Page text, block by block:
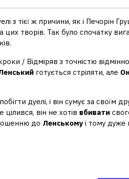
з тієї ж причини, як і Печорін
творів. Так було спочатку
/ Відміряв з точністю
готується стріляти, але
дуелі, і він сумує за своїм
цілився, він не хотів вбивати
до Ленському і тому